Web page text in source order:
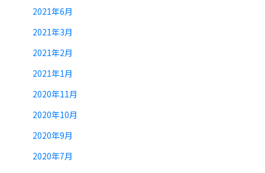
2021年6月
2021年3月
2021年2月
2021年1月
2020年11月
2020年10月
2020年9月
2020年7月